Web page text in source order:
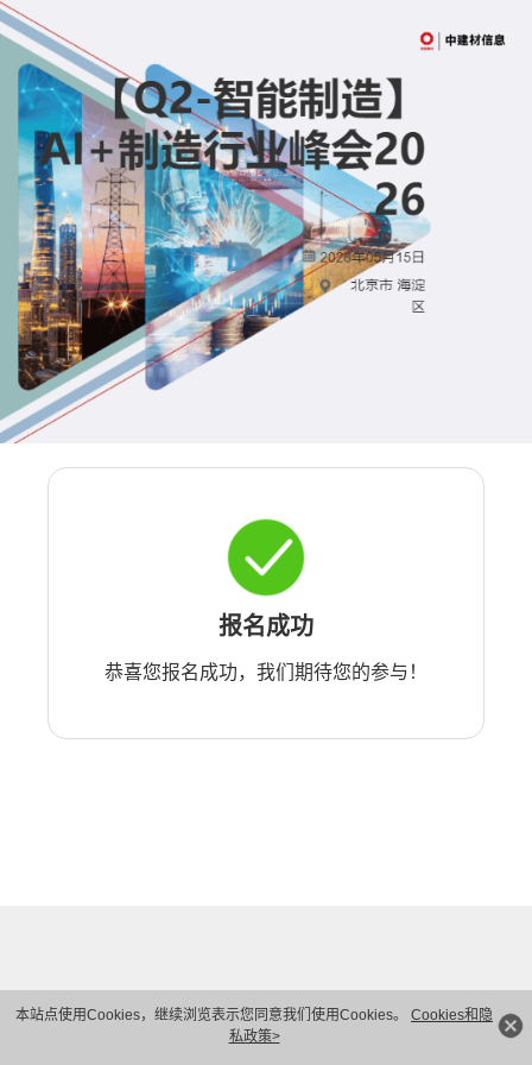
本站点使用Cookies，继续浏览表示您同意我们使用Cookies。 Cookies和隐
私政策>
报名成功
恭喜您报名成功，我们期待您的参与！